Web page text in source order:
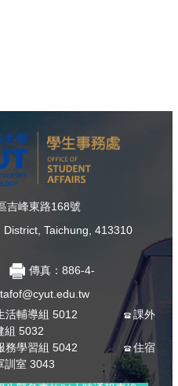
吉峰東路168號
Taichung, 413310
傳真：886-4-
活輔導組 5012
課外
組 5032
務學習組 5042
住宿
訓室 3043